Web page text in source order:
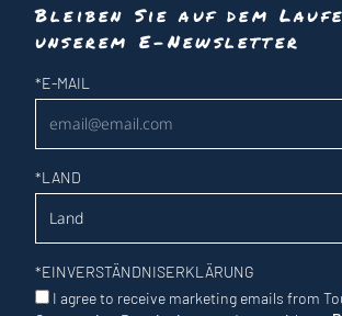
Bleiben Sie auf dem
unserem E-Newsletter
Newsletter
*E-MAIL
*LAND
*EINVERSTÄNDNISERKLÄRUNG
I agree to receive marketing emails from